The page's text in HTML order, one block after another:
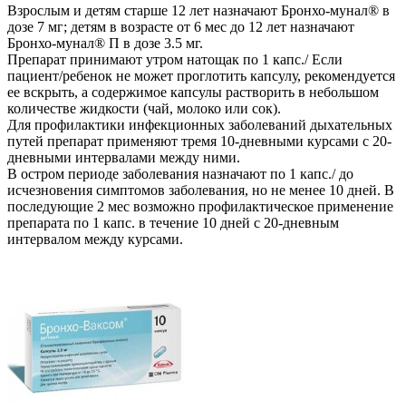
Взрослым и детям старше 12 лет назначают Бронхо-мунал® в
дозе 7 мг; детям в возрасте от 6 мес до 12 лет назначают
Бронхо-мунал® П в дозе 3.5 мг.
Препарат принимают утром натощак по 1 капс./ Если
пациент/ребенок не может проглотить капсулу, рекомендуется
ее вскрыть, а содержимое капсулы растворить в небольшом
количестве жидкости (чай, молоко или сок).
Для профилактики инфекционных заболеваний дыхательных
путей препарат применяют тремя 10-дневными курсами с 20-
дневными интервалами между ними.
В остром периоде заболевания назначают по 1 капс./ до
исчезновения симптомов заболевания, но не менее 10 дней. В
последующие 2 мес возможно профилактическое применение
препарата по 1 капс. в течение 10 дней с 20-дневным
интервалом между курсами.